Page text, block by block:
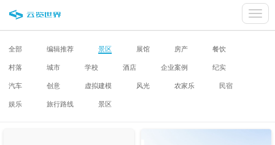
切
换
全部 编辑推荐 景区 展馆 房产 餐饮
村落 城市 学校 酒店 企业案例 纪实
汽车 创意 虚拟建模 风光 农家乐 民宿
娱乐 旅行路线 景区